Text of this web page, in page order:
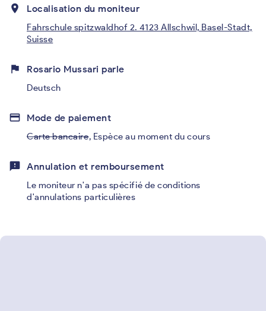
place Localisation du moniteur
Fahrschule spitzwaldhof 2. 4123 Allschwil, Basel-Stadt,
Suisse
flag Rosario Mussari parle
Deutsch
credit_card Mode de paiement
Carte bancaire, Espèce au moment du cours
feedback Annulation et remboursement
Le moniteur n'a pas spécifié de conditions
d'annulations particulières